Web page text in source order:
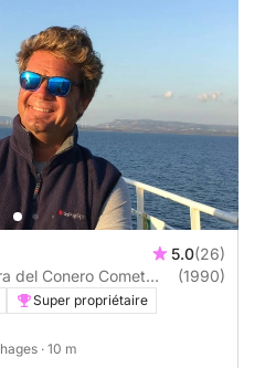
5.0(26)
del Conero Comet
(1990)
Super propriétaire
· 10 m